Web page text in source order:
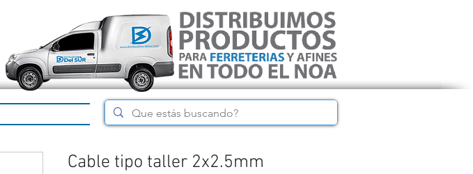
Cable tipo taller 2x2.5mm